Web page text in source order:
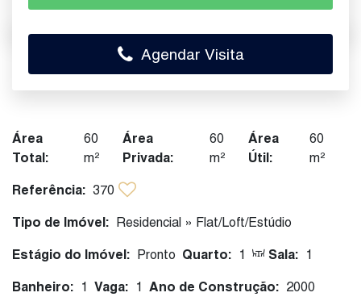
Agendar Visita
Área
Total:
60
m²
Área
Privada:
60
m²
Área
Útil:
60
m²
Referência: 370
Tipo de Imóvel: Residencial » Flat/Loft/Estúdio
Estágio do Imóvel: Pronto Quarto: 1 Sala: 1
Banheiro: 1 Vaga: 1 Ano de Construção: 2000